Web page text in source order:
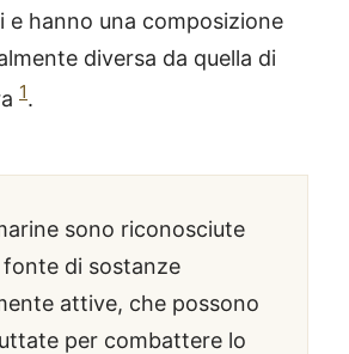
e hanno una composizione
diversa da quella di
1.
sono riconosciute
fonte di sostanze
attive, che possono
per combattere lo